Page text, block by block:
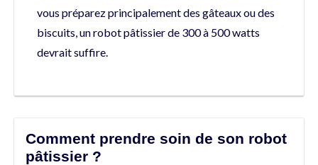
vous préparez principalement des gâteaux ou des
biscuits, un robot pâtissier de 300 à 500 watts
devrait suffire.
Comment prendre soin de son robot
pâtissier ?